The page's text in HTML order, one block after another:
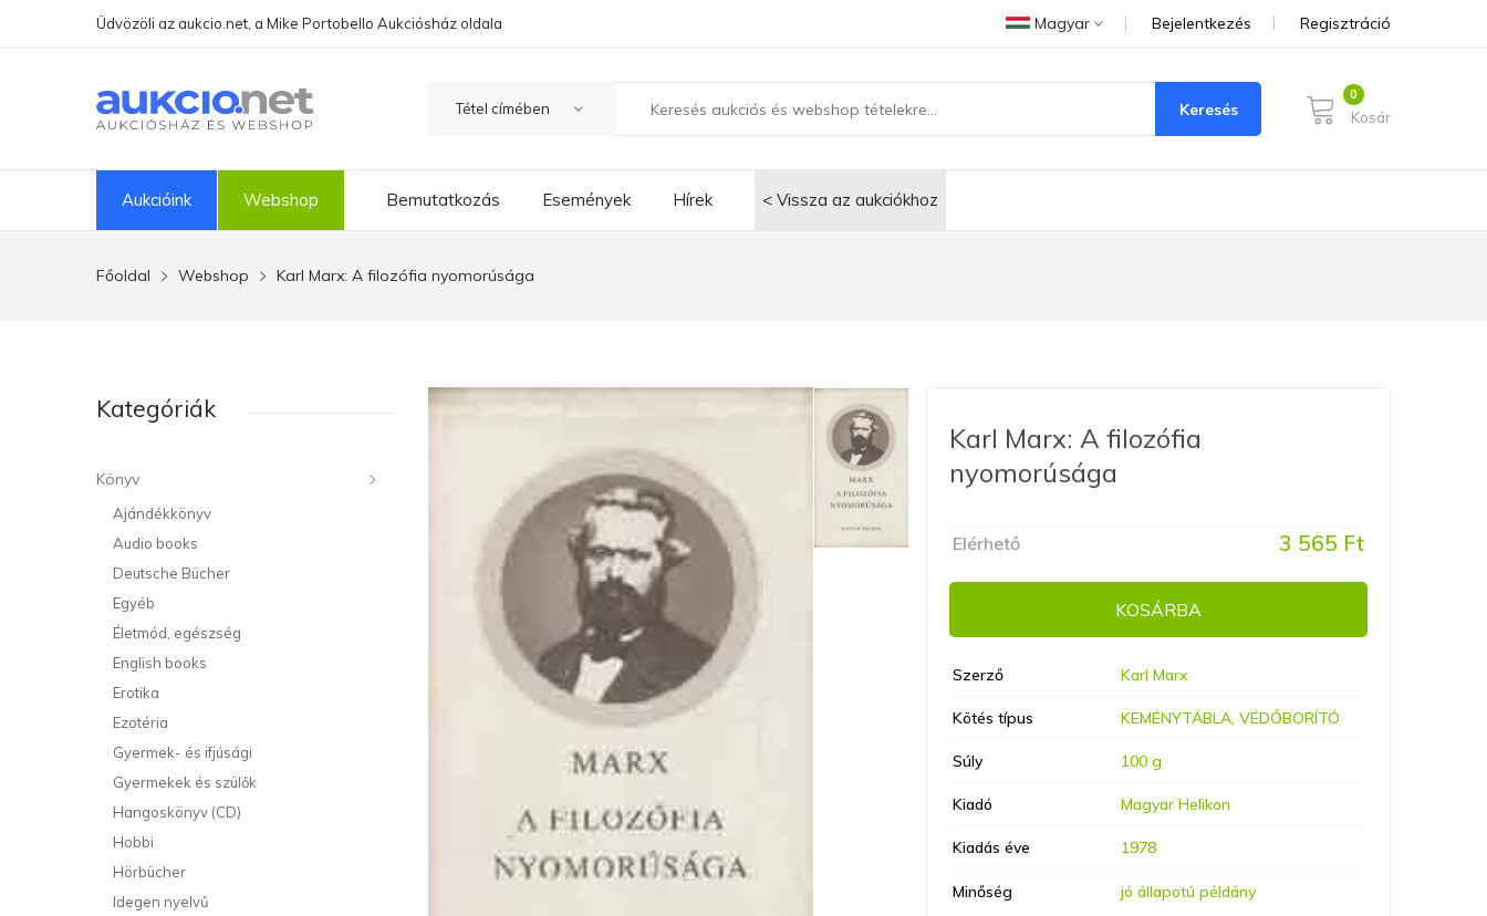
Üdvözöli az aukcio.net, a Mike Portobello Aukciósház oldala Magyar Bejelentkezés Regisztráció
Keresés Kosár
Aukcióink Webshop Bemutatkozás Események Hírek < Vissza az aukciókhoz
Főoldal Webshop Karl Marx: A filozófia nyomorúsága
Kategóriák
Könyv
Ajándékkönyv
Audio books
Deutsche Bücher
Egyéb
Életmód, egészség
English books
Erotika
Ezotéria
Gyermek- és ifjúsági
Gyermekek és szülők
Hangoskönyv (CD)
Hobbi
Hörbücher
Idegen nyelvű
Karl Marx: A filozófia
nyomorúsága
Elérhető 3 565 Ft
KOSÁRBA
Szerző Karl Marx
Kötés típus KEMÉNYTÁBLA, VÉDŐBORÍTÓ
Súly 100 g
Kiadó Magyar Helikon
Kiadás éve 1978
Minőség jó állapotú példány